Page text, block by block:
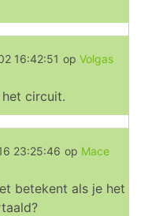
16:42:51 op Volgas
circuit.
23:25:46 op Mace
betekent als je het